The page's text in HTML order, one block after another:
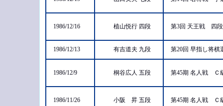
1986/12/16 植山悦行 四段 第3回 天王戦 四
1986/12/13 有吉道夫 九段 第20回 早指し将
1986/12/9 桐谷広人 五段 第45期 名人戦 Ｃ
1986/11/26 小阪 昇 五段 第45期 名人戦 Ｃ